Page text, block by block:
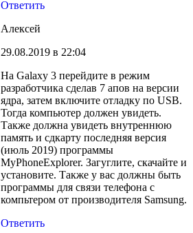
Ответить
Алексей
29.08.2019 в 22:04
На Galaxy 3 перейдите в режим
разработчика сделав 7 апов на версии
ядра, затем включите отладку по USB.
Тогда компьютер должен увидеть.
Также должна увидеть внутреннюю
память и сдкарту последняя версия
(июль 2019) программы
MyPhoneExplorer. Загуглите, скачайте и
установите. Также у вас должны быть
программы для связи телефона с
компьтером от производителя Samsung.
Ответить